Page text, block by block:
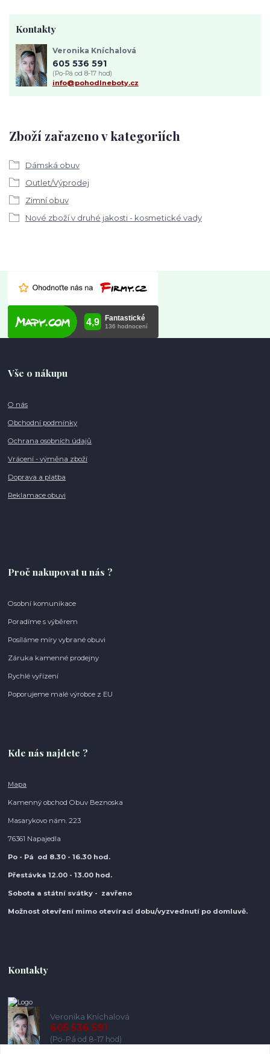
Zboží zařazeno v kategoriích
Dámská obuv
Outlet/Výprodej
Zimní obuv
Nové zboží v druhé jakosti - kosmetické vady
Kontakty
Veronika Kníchalová
605 536 591
(Po-Pá od 8-17 hod)
info@pohodlneboty.cz
Vše o nákupu
O nás
Obchodní podmínky
Ochrana osobních údajů
Vrácení - výměna zboží
Doprava a platba
Reklamace obuvi
Proč nakupovat u nás ?
Osobní komunikace
Poradíme s výběrem
Posíláme míry vybrané obuvi
Záruka kamenné prodejny
Rychlé vyřízení
Poporujeme malé výrobce z EU
Kde nás najdete ?
Mapa
Kamenný obchod Obuv Beznoska
Masarykovo nám. 223
76361 Napajedla
Po - Pá od 8.30 - 16.30 hod.
Přestávka 12.00 - 13.00 hod.
Sobota a státní svátky - zavřeno
Možnost otevření mimo otevírací dobu/vyzvednutí po domluvě.
Kontakty
Veronika Kníchalová
605 536 591
(Po-Pá od 8-17 hod)